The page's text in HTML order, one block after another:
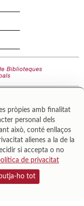
73. 08018 Barcelona. Tel:
· David Maynar · Pam
pròpies amb finalitat
personal dels
això, conté enllaços
alienes a la de la
si accepta o no
de privacitat
ho tot